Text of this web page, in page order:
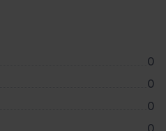
0
0
0
0